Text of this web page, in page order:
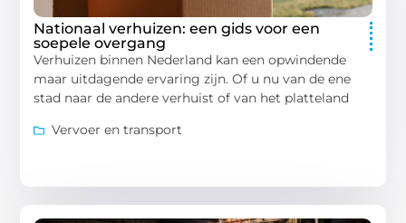
Nationaal verhuizen: een gids voor een
soepele overgang
Verhuizen binnen Nederland kan een opwindende
maar uitdagende ervaring zijn. Of u nu van de ene
stad naar de andere verhuist of van het platteland
Vervoer en transport